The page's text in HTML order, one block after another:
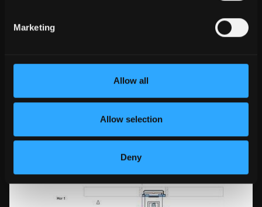
Marketing
Allow all
Allow selection
Deny